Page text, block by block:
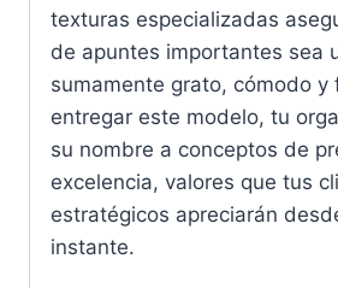
texturas especializadas
de apuntes importantes sea
sumamente grato, cómodo y
entregar este modelo, tu
su nombre a conceptos de
excelencia, valores que tus
estratégicos apreciarán
instante.